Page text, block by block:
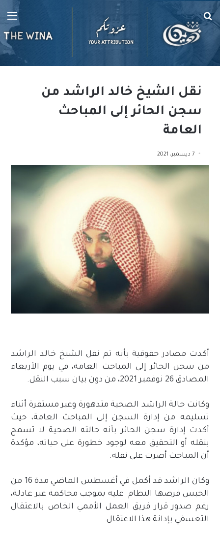
بحث
عن
نقل الشيخ خالد الراشد من
سجن الحائر إلى المباحث
العامة
7 ديسمبر، 2021
أكدت مصادر حقوقية بأنه تم نقل الشيخ خالد الراشد
من سجن الحائر إلى المباحث العامة، في يوم الأربعاء
المصادق 26 نوفمبر 2021، من دون بيان سبب النقل.
وكانت حالة الراشد الصحية متدهورة وغير مستقرة أثناء
تسليمه من إدارة السجن إلى المباحث العامة، حيث
أكدت إدارة سجن الحائر بأنه حالته الصحية لا تسمح
بنقله أو التحقيق معه لوجود خطورة على حياته، مؤكدة
أن المباحث أصرت على نقله.
وكان الراشد قد أكمل في أغسطس الماضي مدة 16 من
الحبس فرضها النظام عليه بموجب محاكمة غير عادلة،
رغم صدور قرار فريق العمل الأممي الخاص بالاعتقال
التعسفي بإدانة هذا الاعتقال.